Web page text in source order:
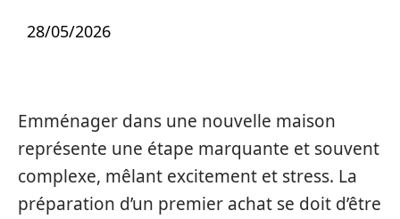
28/05/2026
Emménager dans une nouvelle maison
représente une étape marquante et souvent
complexe, mêlant excitement et stress. La
préparation d’un premier achat se doit d’être